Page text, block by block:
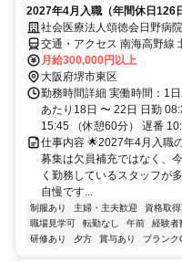
2027年4月入職（年間休日126
社会医療法人頌徳会日野病院
交通・アクセス 南海高野線
月給300,000円以上
大阪府堺市東区
勤務時間詳細 実働時間：1
あたり18日 〜 22日 日勤
15:45 （休憩60分） 遅番
仕事内容 🌟2027年4月入職
募集は欠員補充ではなく、
く勤務しているスタッフが
自慢です...
制服あり 主婦・主夫歓迎 資格取
職場見学可
転勤なし 午前 経験者
研修あり
夕方 賞与あり ブランク